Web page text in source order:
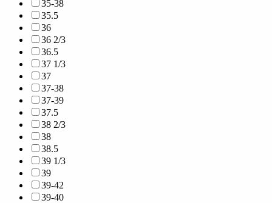
35-38
35.5
36
36 2/3
36.5
37 1/3
37
37-38
37-39
37.5
38 2/3
38
38.5
39 1/3
39
39-42
39-40